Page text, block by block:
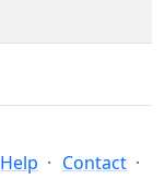
Help
Contact